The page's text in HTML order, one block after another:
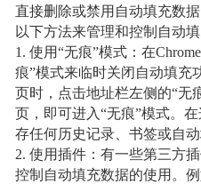
直接删除或禁用自动填充数
以下方法来管理和控制自动
1. 使用“无痕”模式：在
痕”模式来临时关闭自动填充
页时，点击地址栏左侧的“无
页，即可进入“无痕”模式。
存任何历史记录、书签或自动
2. 使用插件：有一些第三方
控制自动填充数据的使用。